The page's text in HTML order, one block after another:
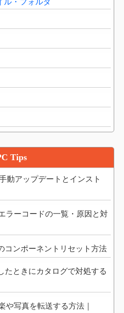
Tips
動アップデートとインスト
ラーコードの一覧・原因と対
コンポーネントリセット方法
たときにカタログで対処する
や写真を転送する方法｜